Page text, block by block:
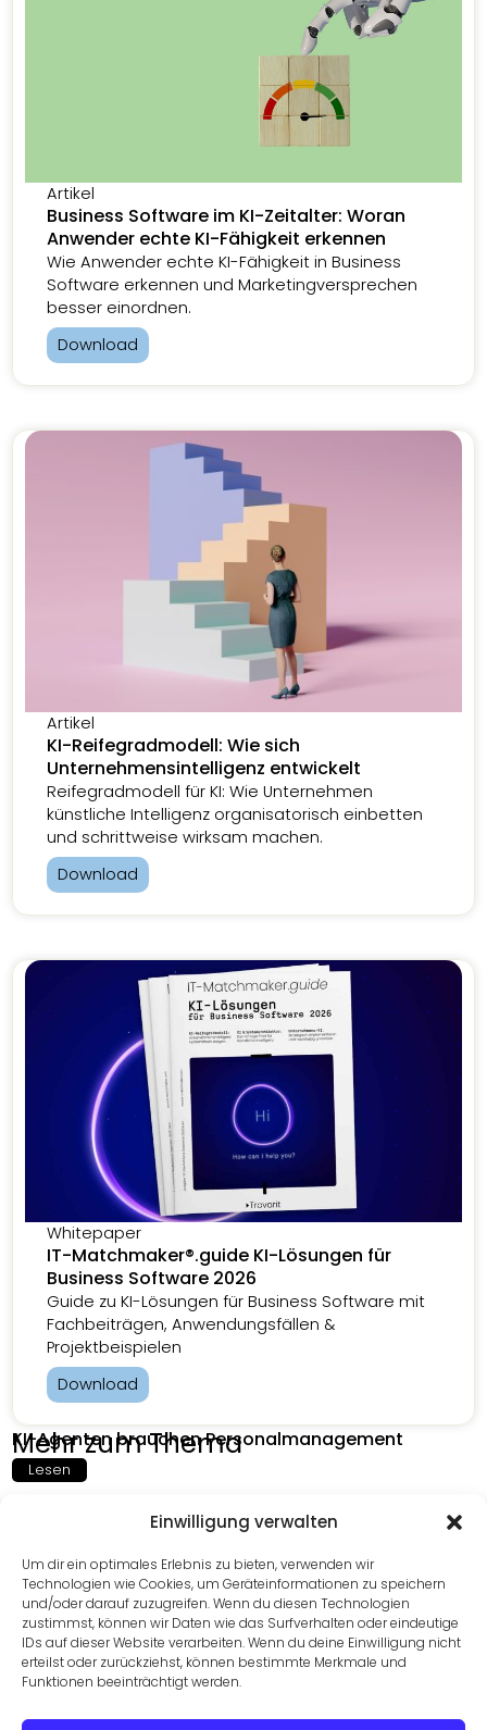
Einwilligung verwalten
Um dir ein optimales Erlebnis zu bieten, verwenden wir
Technologien wie Cookies, um Geräteinformationen zu speichern
und/oder darauf zuzugreifen. Wenn du diesen Technologien
zustimmst, können wir Daten wie das Surfverhalten oder eindeutige
IDs auf dieser Website verarbeiten. Wenn du deine Einwilligung nicht
erteilst oder zurückziehst, können bestimmte Merkmale und
Funktionen beeinträchtigt werden.
Artikel
Business Software im KI-Zeitalter: Woran
Anwender echte KI-Fähigkeit erkennen
Wie Anwender echte KI-Fähigkeit in Business
Software erkennen und Marketingversprechen
besser einordnen.
Download
Artikel
KI-Reifegradmodell: Wie sich
Unternehmensintelligenz entwickelt
Reifegradmodell für KI: Wie Unternehmen
künstliche Intelligenz organisatorisch einbetten
und schrittweise wirksam machen.
Download
Whitepaper
IT-Matchmaker®.guide KI-Lösungen für
Business Software 2026
Guide zu KI-Lösungen für Business Software mit
Fachbeiträgen, Anwendungsfällen &
Projektbeispielen
Download
Mehr zum Thema
KI-Agenten brauchen Personalmanagement
Lesen
Cloud-ERP wird zum Erfolgsfaktor im Fashion-
Handel
Lesen
KI-Kosten – Diese KI-Kostenfallen bedenkt kaum